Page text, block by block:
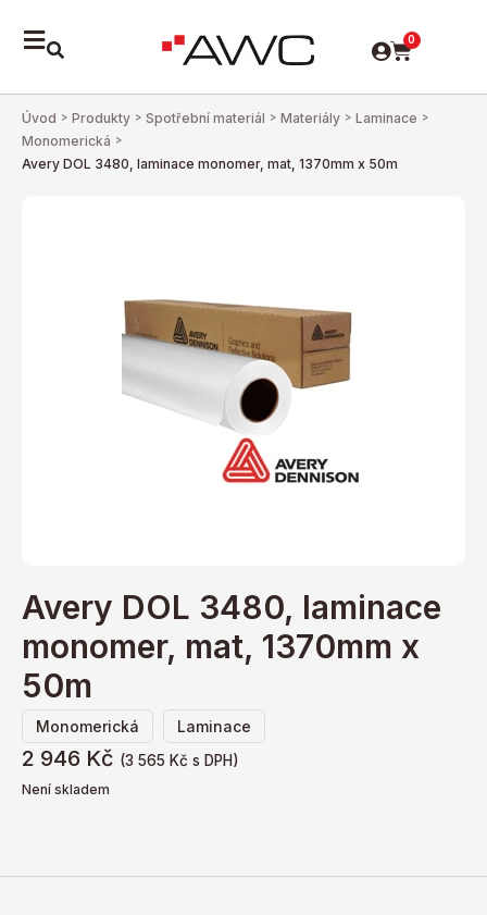
0
Úvod > Produkty > Spotřební materiál > Materiály > Laminace >
Monomerická >
Avery DOL 3480, laminace monomer, mat, 1370mm x 50m
Monomerická Laminace
Avery DOL 3480, laminace
monomer, mat, 1370mm x
50m
2 946 Kč (3 565 Kč s DPH)
Není skladem